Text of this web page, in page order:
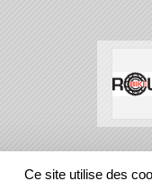
REGIONS
Ce site utilise des